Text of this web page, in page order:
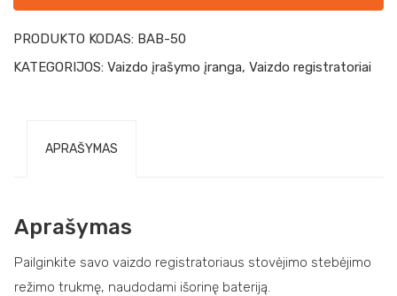
PRODUKTO KODAS: BAB-50
KATEGORIJOS: Vaizdo įrašymo įranga, Vaizdo registratoriai
APRAŠYMAS
Aprašymas
Pailginkite savo vaizdo registratoriaus stovėjimo stebėjimo
režimo trukmę, naudodami išorinę bateriją.